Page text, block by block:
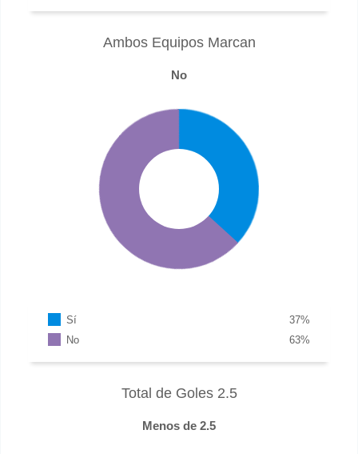
Ambos Equipos Marcan
No
Sí %
37
No
%
63
Total de Goles 2.5
Menos de 2.5